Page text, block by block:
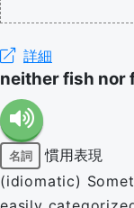
詳細
neither fish nor
名詞
慣用表現
(idiomatic)